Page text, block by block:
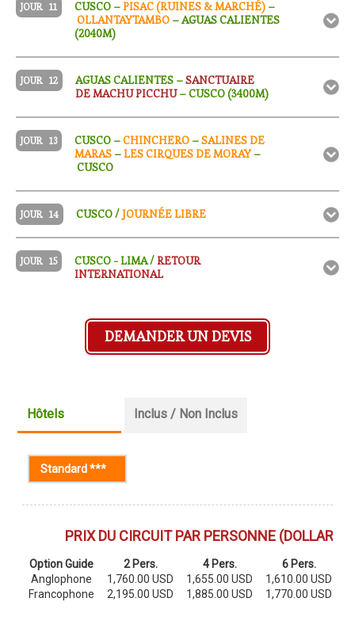
JOUR 11 CUSCO –PISAC (RUINES & MARCHÉ) –
OLLANTAYTAMBO – AGUAS CALIENTES
(2040M)
JOUR 12 AGUAS CALIENTES –SANCTUAIRE
DE MACHU PICCHU– CUSCO (3400M)
JOUR 13 CUSCO –CHINCHERO –SALINES DE
MARAS –LES CIRQUES DE MORAY–
CUSCO
JOUR 14 CUSCO /JOURNÉE LIBRE
JOUR 15 CUSCO - LIMA /RETOUR
INTERNATIONAL
DEMANDER UN DEVIS
Hôtels Inclus / Non Inclus
Standard ***
PRIX DU CIRCUIT PAR PERSONNE (DOLLARS
Option Guide 2 Pers. 4 Pers. 6 Pers.
Anglophone
1,760.00 USD 1,655.00 USD 1,610.00 USD
Francophone
2,195.00 USD 1,885.00 USD 1,770.00 USD